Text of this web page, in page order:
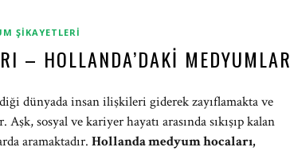
ŞIKAYETLERI
– HOLLANDA’DAKI MEDYUMLAR
dünyada insan ilişkileri giderek zayıflamakta ve
sosyal ve kariyer hayatı arasında sıkışıp kalan
aramaktadır. Hollanda medyum hocaları,